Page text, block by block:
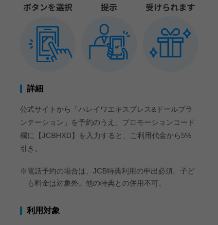
詳細
公式サイトから「ハレイワエキスプレス&ドールプラ
ンテーション」を予約のうえ、プロモーションコード
欄に【JCBHXD】を入力すると、ご利用代金から5%
引き。
※電話予約の場合は、JCB特典利用の申出必須。子ど
も料金は対象外。他の特典との併用不可。
利用対象